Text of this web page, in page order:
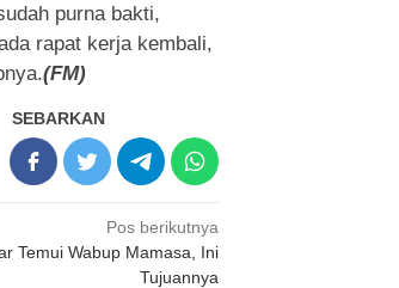
purna bakti,
rapat kerja kembali,
(FM)
SEBARKAN
Pos berikutnya
Temui Wabup Mamasa, Ini
Tujuannya